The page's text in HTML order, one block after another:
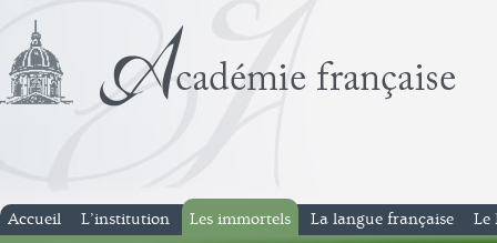
Accueil L’institution Les immortels La langue française Le